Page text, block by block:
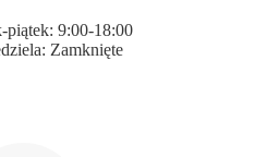
piątek: 9:00-18:00
Zamknięte